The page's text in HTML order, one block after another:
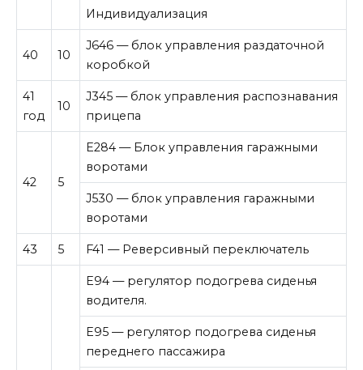
Индивидуализация
40 10
J646 — блок управления раздаточной
коробкой
41
год
10
J345 — блок управления распознавания
прицепа
42 5
E284 — Блок управления гаражными
воротами
J530 — блок управления гаражными
воротами
43 5 F41 — Реверсивный переключатель
E94 — регулятор подогрева сиденья
водителя.
E95 — регулятор подогрева сиденья
переднего пассажира